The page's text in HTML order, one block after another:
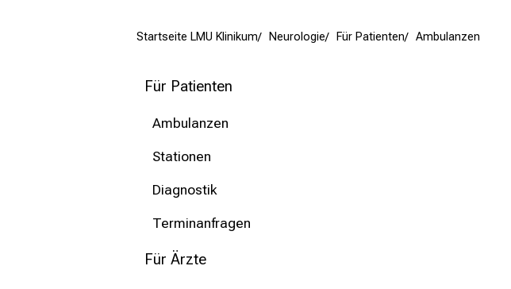
Startseite LMU Klinikum Neurologie Für Patienten Ambulanzen
Für Patienten
Ambulanzen
Stationen
Diagnostik
Terminanfragen
Für Ärzte
begeistern – ganz
ohne Anmeldung.
mehr Informationen